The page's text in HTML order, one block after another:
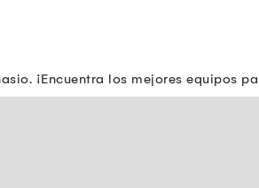
¡Encuentra los mejores equipos